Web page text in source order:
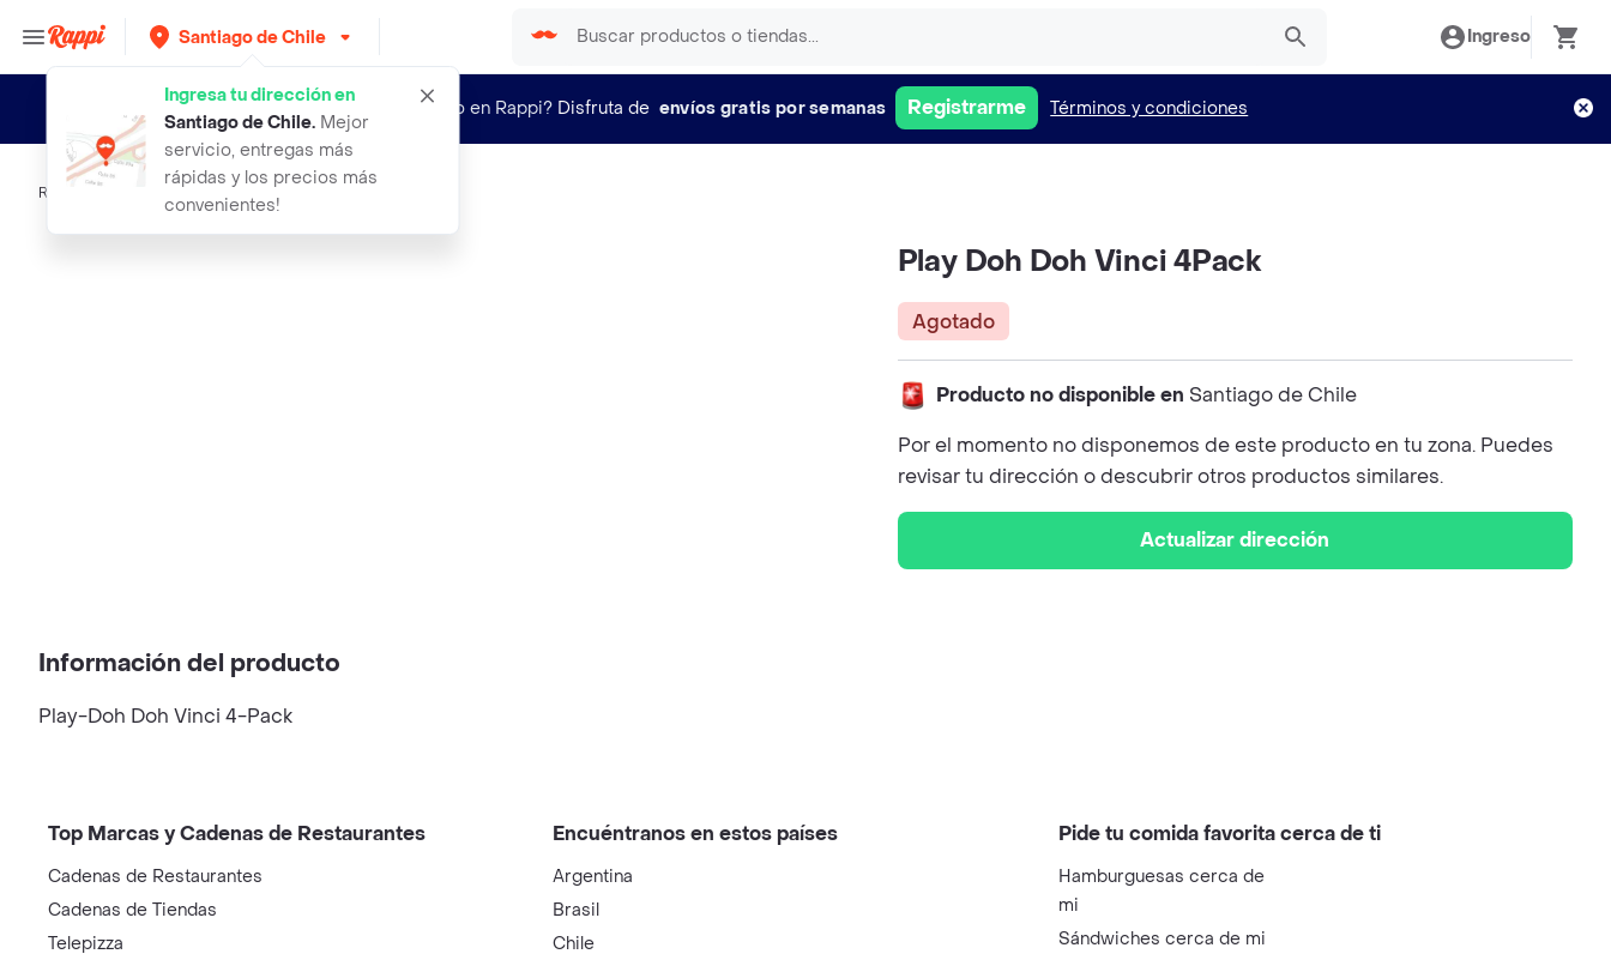
Santiago de Chile
Ingresa tu dirección en
Santiago de Chile. Mejor
servicio, entregas más
rápidas y los precios más
convenientes!
Ingreso
¿Nuevo en Rappi? Disfruta de envíos gratis por semanas Registrarme Términos y condiciones
Rappi play doh doh vinci 4pack
Play Doh Doh Vinci 4Pack
Agotado
Producto no disponible en Santiago de Chile
Por el momento no disponemos de este producto en tu zona. Puedes
revisar tu dirección o descubrir otros productos similares.
Actualizar dirección
Información del producto
Play-Doh Doh Vinci 4-Pack
Top Marcas y Cadenas de Restaurantes
Cadenas de Restaurantes
Cadenas de Tiendas
Telepizza
Encuéntranos en estos países
Argentina
Brasil
Chile
Pide tu comida favorita cerca de ti
Hamburguesas cerca de
mi
Sándwiches cerca de mi